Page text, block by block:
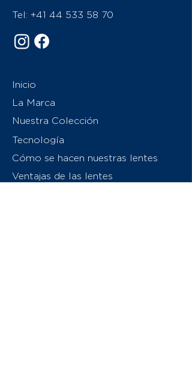
Tel: +41 44 533 58 70
Inicio
La Marca
Nuestra Colección
Tecnología
Cómo se hacen nuestras lentes
Ventajas de las lentes